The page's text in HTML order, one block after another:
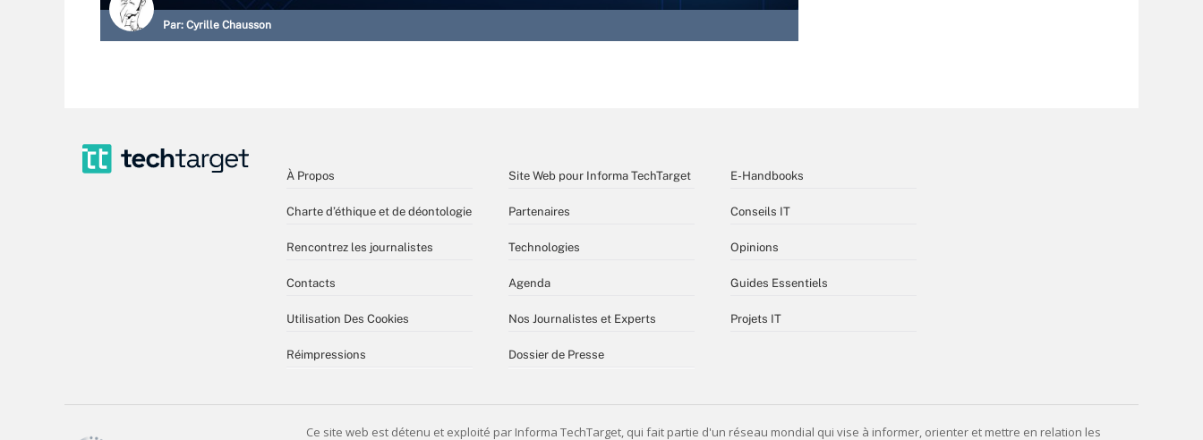
Par: Cyrille Chausson
À Propos
Charte d’éthique et de déontologie
Rencontrez les journalistes
Contacts
Utilisation Des Cookies
Réimpressions
Site Web pour Informa TechTarget
Partenaires
Technologies
Agenda
Nos Journalistes et Experts
Dossier de Presse
E-Handbooks
Conseils IT
Opinions
Guides Essentiels
Projets IT